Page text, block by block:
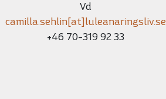
Vd
camilla.sehlin[at]luleanaringsliv.se
+46 70-319 92 33